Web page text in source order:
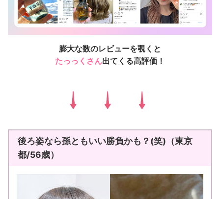
膨大な数のレビューを覗くと
たっっくさん出てくる高評価！
後ろ姿なら孫ともいい勝負かも？(笑)（東京
都/56歳）